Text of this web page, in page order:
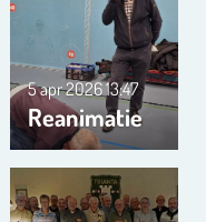
Reanimatie
5 apr 202613:47